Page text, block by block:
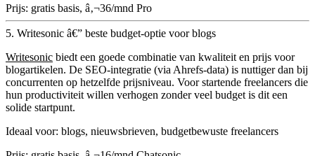
Prijs: gratis basis, â‚¬36/mnd Pro
5. Writesonic â€” beste budget-optie voor blogs
Writesonic biedt een goede combinatie van kwaliteit en prijs voor
blogartikelen. De SEO-integratie (via Ahrefs-data) is nuttiger dan bij
concurrenten op hetzelfde prijsniveau. Voor startende freelancers die
hun productiviteit willen verhogen zonder veel budget is dit een
solide startpunt.
Ideaal voor: blogs, nieuwsbrieven, budgetbewuste freelancers